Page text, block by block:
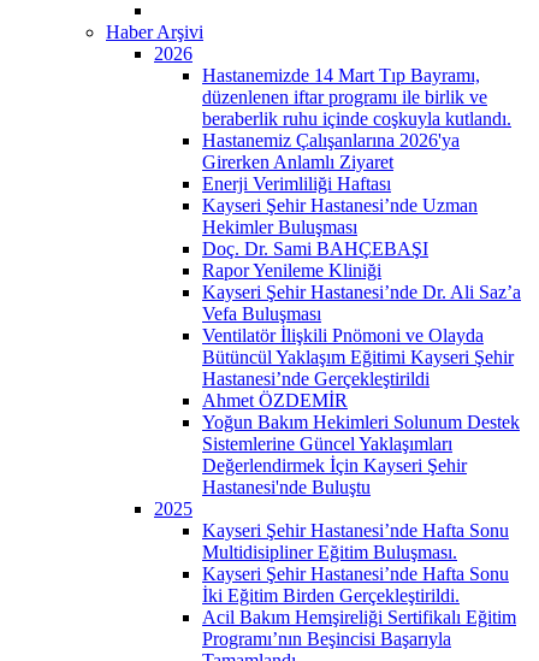
Haber Arşivi
2026
Hastanemizde 14 Mart Tıp Bayramı,
düzenlenen iftar programı ile birlik ve
beraberlik ruhu içinde coşkuyla kutlandı.
Hastanemiz Çalışanlarına 2026'ya
Girerken Anlamlı Ziyaret
Enerji Verimliliği Haftası
Kayseri Şehir Hastanesi’nde Uzman
Hekimler Buluşması
Doç. Dr. Sami BAHÇEBAŞI
Rapor Yenileme Kliniği
Kayseri Şehir Hastanesi’nde Dr. Ali Saz’a
Vefa Buluşması
Ventilatör İlişkili Pnömoni ve Olayda
Bütüncül Yaklaşım Eğitimi Kayseri Şehir
Hastanesi’nde Gerçekleştirildi
Ahmet ÖZDEMİR
Yoğun Bakım Hekimleri Solunum Destek
Sistemlerine Güncel Yaklaşımları
Değerlendirmek İçin Kayseri Şehir
Hastanesi'nde Buluştu
2025
Kayseri Şehir Hastanesi’nde Hafta Sonu
Multidisipliner Eğitim Buluşması.
Kayseri Şehir Hastanesi’nde Hafta Sonu
İki Eğitim Birden Gerçekleştirildi.
Acil Bakım Hemşireliği Sertifikalı Eğitim
Programı’nın Beşincisi Başarıyla